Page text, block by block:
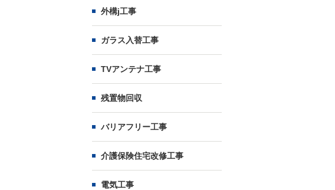
外構j工事
ガラス入替工事
TVアンテナ工事
残置物回収
バリアフリー工事
介護保険住宅改修工事
電気工事